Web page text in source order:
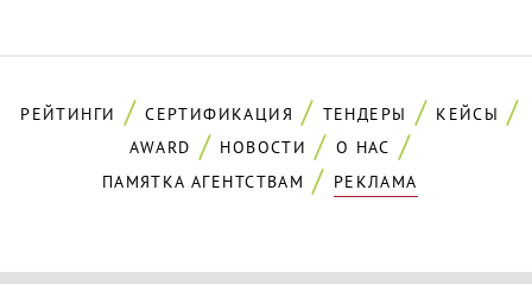
РЕЙТИНГИ СЕРТИФИКАЦИЯ ТЕНДЕРЫ
КЕЙСЫ
AWARD
НОВОСТИ
О НАС
ПАМЯТКА АГЕНТСТВАМ
РЕКЛАМА